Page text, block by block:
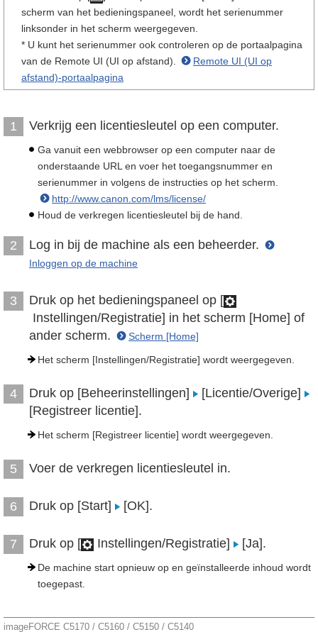
scherm van het bedieningspaneel, wordt het serienummer
linksonder in het scherm weergegeven.
* U kunt het serienummer ook controleren op de portaalpagina
van de Remote UI (UI op afstand).
Remote UI (UI op
afstand)-portaalpagina
1 Verkrijg een licentiesleutel op een computer.
Ga vanuit een webbrowser op een computer naar de
onderstaande URL en voer het toegangsnummer en
serienummer in volgens de instructies op het scherm.
http://www.canon.com/lms/license/
Houd de verkregen licentiesleutel bij de hand.
2 Log in bij de machine als een beheerder.
Inloggen op de machine
3
Druk op het bedieningspaneel op [
Instellingen/Registratie] in het scherm [Home] of
ander scherm.
Scherm [Home]
Het scherm [Instellingen/Registratie] wordt weergegeven.
4 Druk op [Beheerinstellingen]
[Licentie/Overige]
[Registreer licentie].
Het scherm [Registreer licentie] wordt weergegeven.
5 Voer de verkregen licentiesleutel in.
6 Druk op [Start] [OK].
7 Druk op [ Instellingen/Registratie] [Ja].
De machine start opnieuw op en geïnstalleerde inhoud wordt
toegepast.
imageFORCE C5170 / C5160 / C5150 / C5140